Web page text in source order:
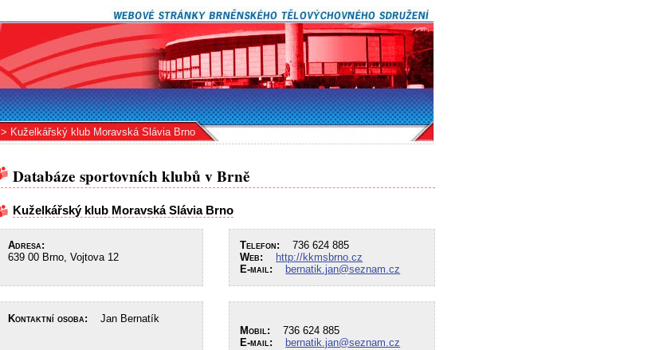
> Kuželkářský klub Moravská Slávia Brno
Databáze sportovních klubů v Brně
Kuželkářský klub Moravská Slávia Brno
Adresa:
639 00 Brno, Vojtova 12
Telefon: 736 624 885
Web:
http://kkmsbrno.cz
E-mail:
bernatik.jan@seznam.cz
Kontaktní osoba: Jan Bernatík
Mobil: 736 624 885
E-mail:
bernatik.jan@seznam.cz